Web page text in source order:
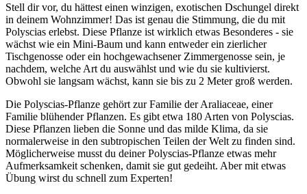
Stell dir vor, du hättest einen winzigen, exotischen Dschungel direkt
in deinem Wohnzimmer! Das ist genau die Stimmung, die du mit
Polyscias erlebst. Diese Pflanze ist wirklich etwas Besonderes - sie
wächst wie ein Mini-Baum und kann entweder ein zierlicher
Tischgenosse oder ein hochgewachsener Zimmergenosse sein, je
nachdem, welche Art du auswählst und wie du sie kultivierst.
Obwohl sie langsam wächst, kann sie bis zu 2 Meter groß werden.
Die Polyscias-Pflanze gehört zur Familie der Araliaceae, einer
Familie blühender Pflanzen. Es gibt etwa 180 Arten von Polyscias.
Diese Pflanzen lieben die Sonne und das milde Klima, da sie
normalerweise in den subtropischen Teilen der Welt zu finden sind.
Möglicherweise musst du deiner Polyscias-Pflanze etwas mehr
Aufmerksamkeit schenken, damit sie gut gedeiht. Aber mit etwas
Übung wirst du schnell zum Experten!